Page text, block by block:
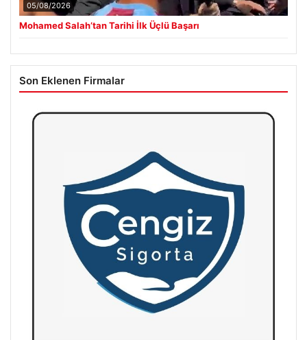
05/08/2026
Mohamed Salah’tan Tarihi İlk Üçlü Başarı
Son Eklenen Firmalar